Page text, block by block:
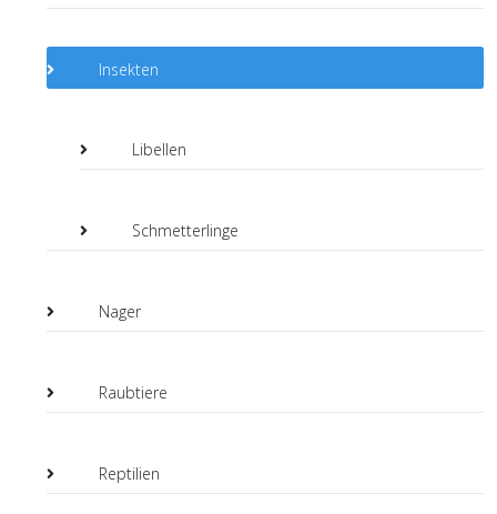
Insekten
Libellen
Schmetterlinge
Nager
Raubtiere
Reptilien